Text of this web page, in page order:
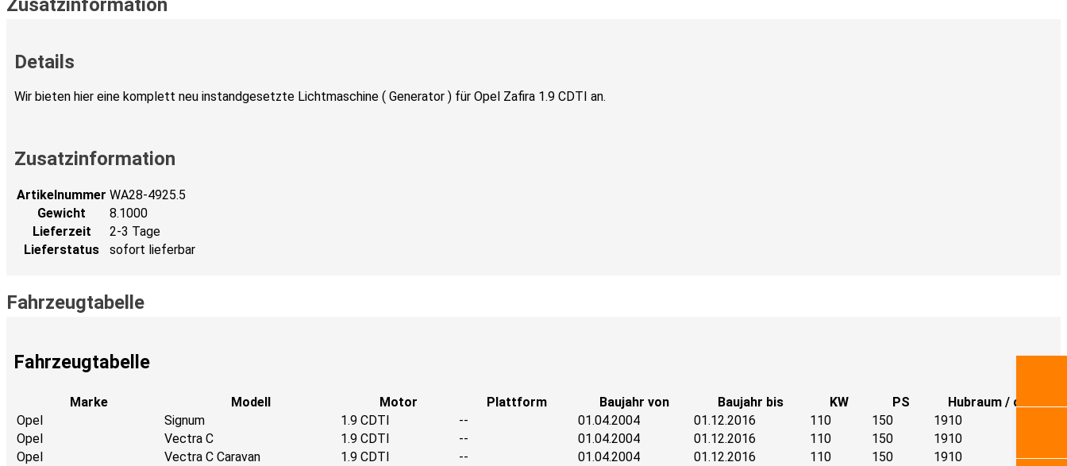
Zusatzinformation
Details
Wir bieten hier eine komplett neu instandgesetzte Lichtmaschine ( Generator ) für Opel Zafira 1.9 CDTI an.
Zusatzinformation
Artikelnummer WA28-4925.5
Gewicht
8.1000
Lieferzeit
2-3 Tage
Lieferstatus
sofort lieferbar
Fahrzeugtabelle
Fahrzeugtabelle
Marke Modell Motor Plattform Baujahr von Baujahr bis KW PS
Hubraum / cm³
Opel
Signum 1.9 CDTI -- 01.04.2004 01.12.2016 110 150
1910
Opel
Vectra C 1.9 CDTI -- 01.04.2004 01.12.2016 110 150
1910
Opel
Vectra C Caravan 1.9 CDTI -- 01.04.2004 01.12.2016 110 150
1910